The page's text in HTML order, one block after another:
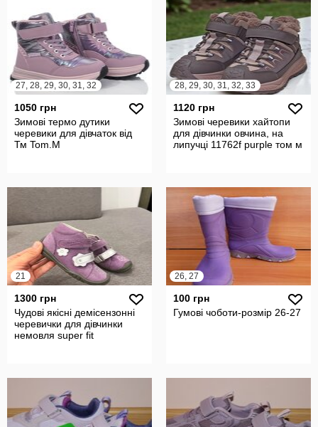
27, 28, 29, 30, 31, 32
1050 грн
Зимові термо дутики
черевики для дівчаток від
Тм Tom.M
28, 29, 30, 31, 32, 33
1120 грн
Зимові черевики хайтопи
для дівчинки овчина, на
липучці 11762f purple том м
21
1300 грн
Чудові якісні демісензонні
черевички для дівчинки
немовля super fit
26, 27
100 грн
Гумові чоботи-розмір 26-27